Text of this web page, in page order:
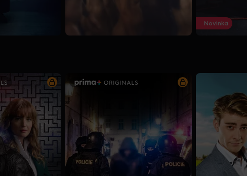
Novinka